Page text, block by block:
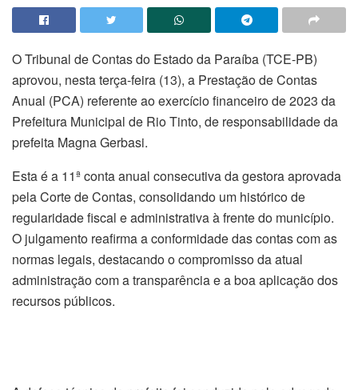
O Tribunal de Contas do Estado da Paraíba (TCE-PB)
aprovou, nesta terça-feira (13), a Prestação de Contas
Anual (PCA) referente ao exercício financeiro de 2023 da
Prefeitura Municipal de Rio Tinto, de responsabilidade da
prefeita Magna Gerbasi.
Esta é a 11ª conta anual consecutiva da gestora aprovada
pela Corte de Contas, consolidando um histórico de
regularidade fiscal e administrativa à frente do município.
O julgamento reafirma a conformidade das contas com as
normas legais, destacando o compromisso da atual
administração com a transparência e a boa aplicação dos
recursos públicos.